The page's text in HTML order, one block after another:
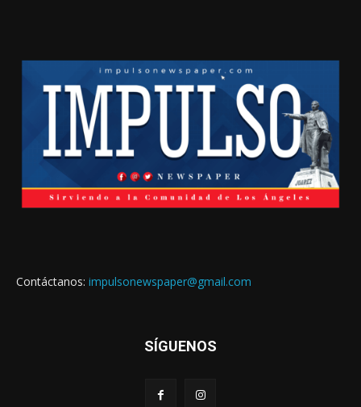
Contáctanos: impulsonewspaper@gmail.com
SÍGUENOS